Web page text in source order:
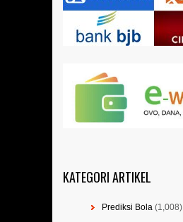
KATEGORI ARTIKEL
Prediksi Bola (1,008)